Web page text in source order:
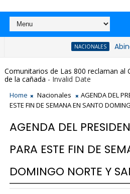
Abinader
Comunitarios de Las 800 reclaman al
de la cañada - Invalid Date
Home Nacionales
AGENDA DEL
ESTE FIN DE SEMANA EN SANTO
AGENDA DEL
PARA ESTE FIN DE
DOMINGO NORTE Y